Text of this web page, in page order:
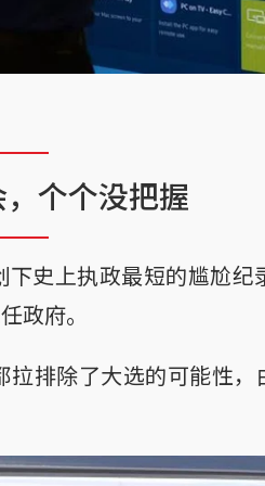
个个没把握
史上执政最短的尴尬纪
政府。
排除了大选的可能性